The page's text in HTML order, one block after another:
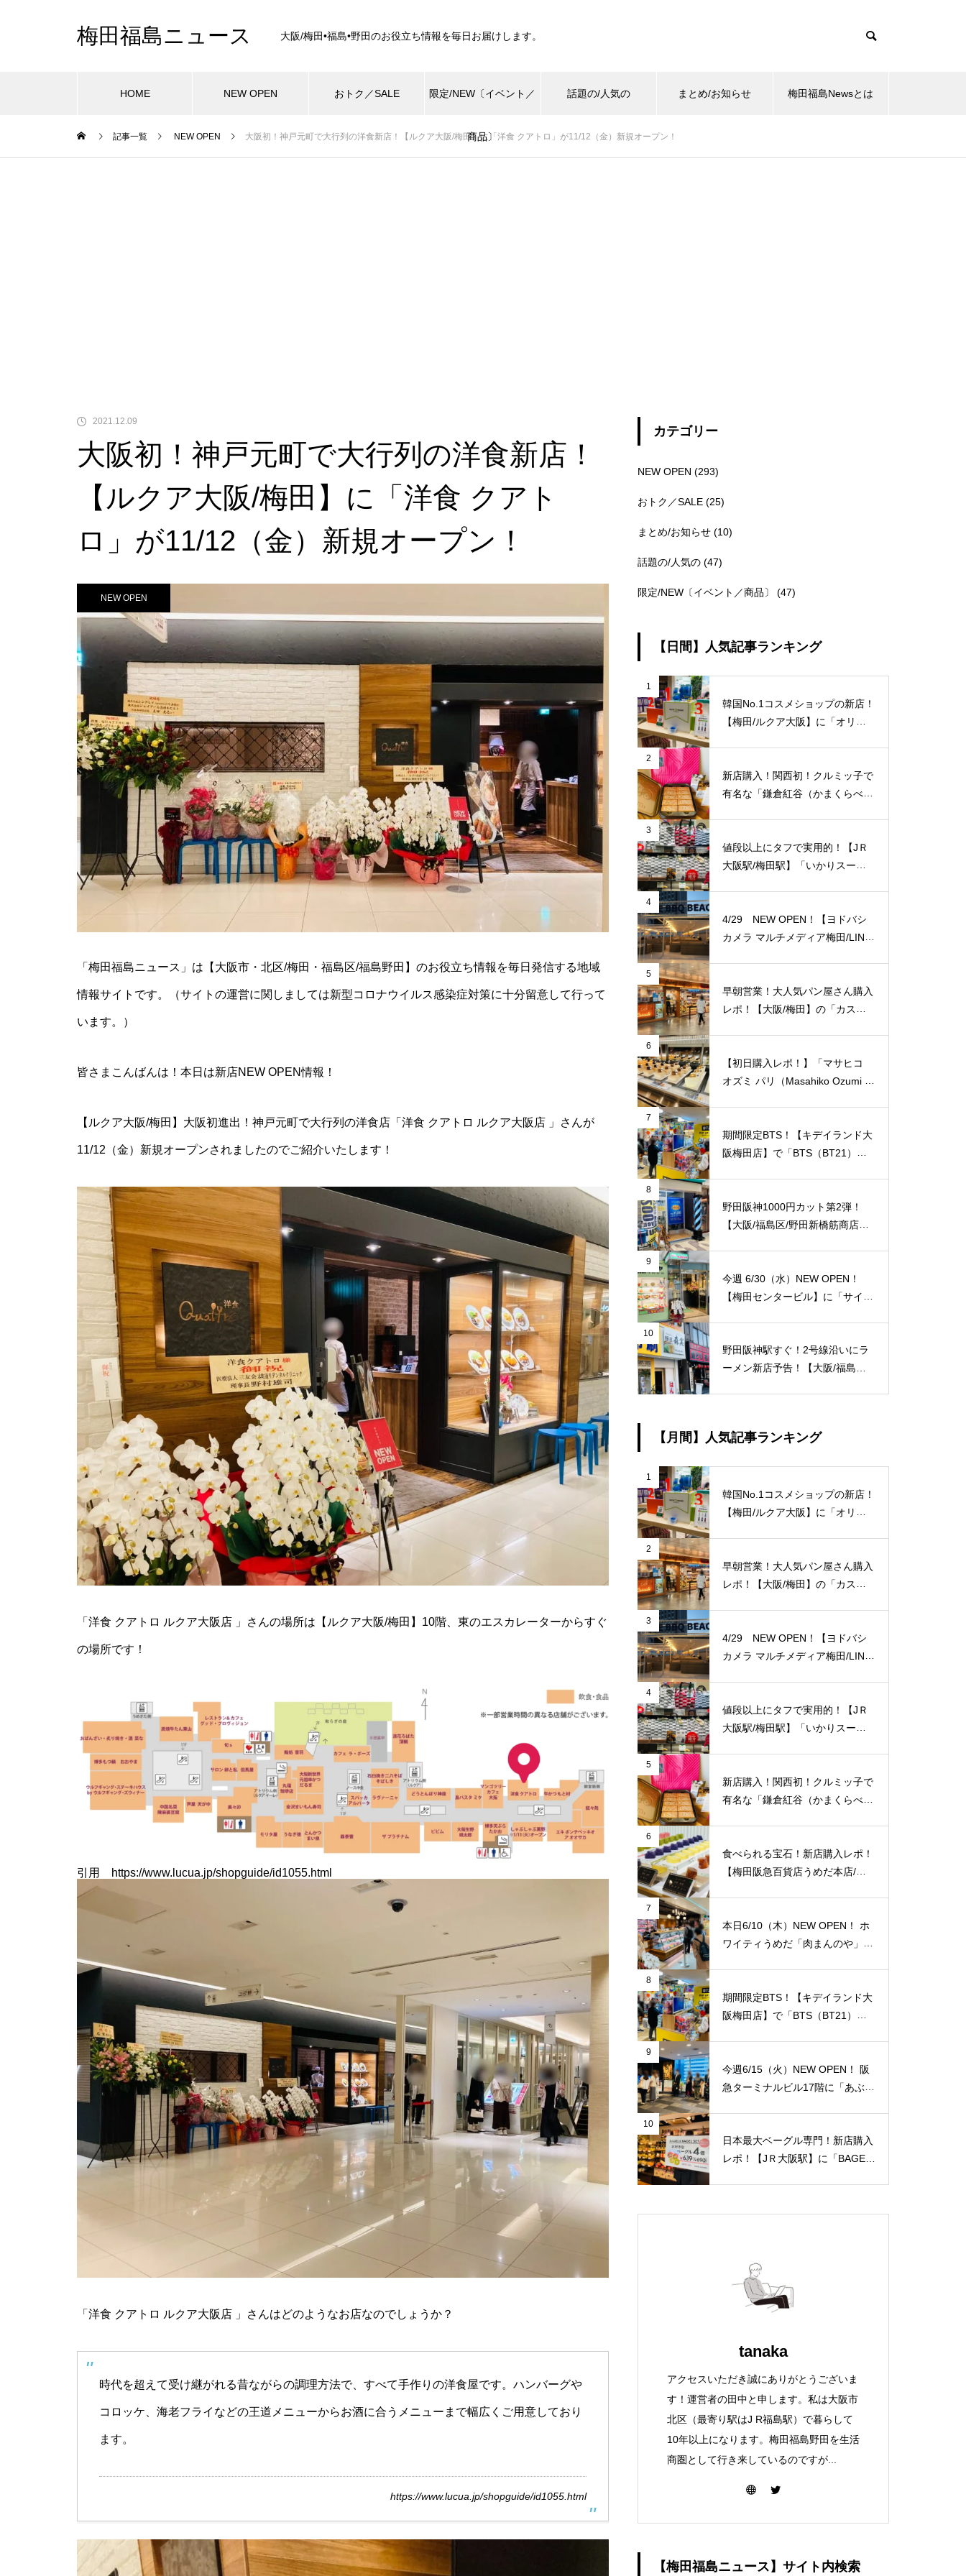
梅田福島ニュース 大阪/梅田•福島•野田のお役立ち情報を毎日お届けします。
HOME NEW OPEN おトク／SALE 限定/NEW〔イベント／
商品〕
話題の/人気の まとめ/お知らせ 梅田福島Newsとは
記事一覧 NEW OPEN 大阪初！神戸元町で大行列の洋食新店！【ルクア大阪/梅田】に「洋食 クアトロ」が11/12（金）新規オープン！
2021.12.09
大阪初！神戸元町で大行列の洋食新店！
【ルクア大阪/梅田】に「洋食 クアト
ロ」が11/12（金）新規オープン！
NEW OPEN
「梅田福島ニュース」は【大阪市・北区/梅田・福島区/福島野田】のお役立ち情報を毎日発信する地域
情報サイトです。（サイトの運営に関しましては新型コロナウイルス感染症対策に十分留意して行って
います。）
皆さまこんばんは！本日は新店NEW OPEN情報！
【ルクア大阪/梅田】大阪初進出！神戸元町で大行列の洋食店「洋食 クアトロ ルクア大阪店 」さんが
11/12（金）新規オープンされましたのでご紹介いたします！
「洋食 クアトロ ルクア大阪店 」さんの場所は【ルクア大阪/梅田】10階、東のエスカレーターからすぐ
の場所です！
引用 https://www.lucua.jp/shopguide/id1055.html
「洋食 クアトロ ルクア大阪店 」さんはどのようなお店なのでしょうか？
時代を超えて受け継がれる昔ながらの調理方法で、すべて手作りの洋食屋です。ハンバーグや
コロッケ、海老フライなどの王道メニューからお酒に合うメニューまで幅広くご用意しており
ます。
https://www.lucua.jp/shopguide/id1055.html
カテゴリー
NEW OPEN (293)
おトク／SALE (25)
まとめ/お知らせ (10)
話題の/人気の (47)
限定/NEW〔イベント／商品〕 (47)
【日間】人気記事ランキング
1
韓国No.1コスメショップの新店！
【梅田/ルクア大阪】に「オリー
2
新店購入！関西初！クルミッ子で
有名な「鎌倉紅谷（かまくらべに
ン！
3
値段以上にタフで実用的！【JＲ
大阪駅/梅田駅】「いかりスーパ
はここだけ！
4
4/29 NEW OPEN！【ヨドバシ
カメラ マルチメディア梅田/LINK
キュービーチ）がオープン！【J
Ｒ大阪駅/梅田駅】
5
早朝営業！大人気パン屋さん購入
レポ！【大阪/梅田】の「カスカ
6
【初日購入レポ！】「マサヒコ
オズミ パリ（Masahiko Ozumi P
を徹底レポート！
7
期間限定BTS！【キデイランド大
阪梅田店】で「BTS（BT21）」
8
野田阪神1000円カット第2弾！
【大阪/福島区/野田新橋筋商店
9
今週 6/30（水）NEW OPEN！
【梅田センタービル】に「サイゼ
のサイゼリア！ ※「アニメイト
梅田」の入っているビルの地下一
10
野田阪神駅すぐ！2号線沿いにラ
ーメン新店予告！【大阪/福島区/
【月間】人気記事ランキング
1
韓国No.1コスメショップの新店！
【梅田/ルクア大阪】に「オリー
2
早朝営業！大人気パン屋さん購入
レポ！【大阪/梅田】の「カスカ
3
4/29 NEW OPEN！【ヨドバシ
カメラ マルチメディア梅田/LINK
キュービーチ）がオープン！【J
Ｒ大阪駅/梅田駅】
4
値段以上にタフで実用的！【JＲ
大阪駅/梅田駅】「いかりスーパ
はここだけ！
5
新店購入！関西初！クルミッ子で
有名な「鎌倉紅谷（かまくらべに
ン！
6
食べられる宝石！新店購入レポ！
【梅田阪急百貨店うめだ本店/大
7
本日6/10（木）NEW OPEN！ ホ
ワイティうめだ「肉まんのや」が
切り100g/75円！ 私が知る限り
地域最安値と思います！【JＲ大
8
期間限定BTS！【キデイランド大
阪梅田店】で「BTS（BT21）」
9
今週6/15（火）NEW OPEN！ 阪
急ターミナルビル17階に「あぶり
産牛焼肉食べ放題！ 「阪急トッ
プビアガーデン」のビルです。1
10
日本最大ベーグル専門！新店購入
レポ！【JＲ大阪駅】に「BAGEL
HOP」が1/7（金）新規オープ
tanaka
アクセスいただき誠にありがとうございま
す！運営者の田中と申します。私は大阪市
北区（最寄り駅はJ R福島駅）で暮らして
10年以上になります。梅田福島野田を生活
商圏として行き来しているのですが...
【梅田福島ニュース】サイト内検索